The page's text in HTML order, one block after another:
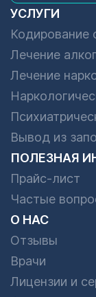
УСЛУГИ
Кодирование
Лечение
Лечение
Вывод из
ПОЛЕЗНАЯ
Прайс-лист
Частые
О НАС
Отзывы
Врачи
Лицензии и